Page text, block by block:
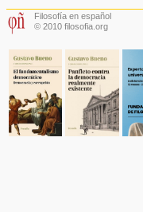
Filosofía en español
© 2010 filosofia.org